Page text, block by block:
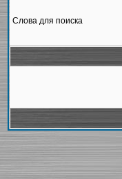
Слова для поиска